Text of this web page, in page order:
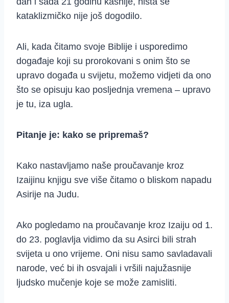
kataklizmičko nije još dogodilo.
Ali, kada čitamo svoje Biblije i usporedimo
događaje koji su prorokovani s onim što se
upravo događa u svijetu, možemo vidjeti da ono
što se opisuju kao posljednja vremena – upravo
je tu, iza ugla.
Pitanje je: kako se pripremaš?
Kako nastavljamo naše proučavanje kroz
Izaijinu knjigu sve više čitamo o bliskom napadu
Asirije na Judu.
Ako pogledamo na proučavanje kroz Izaiju od 1.
do 23. poglavlja vidimo da su Asirci bili strah
svijeta u ono vrijeme. Oni nisu samo savladavali
narode, već bi ih osvajali i vršili najužasnije
ljudsko mučenje koje se može zamisliti.